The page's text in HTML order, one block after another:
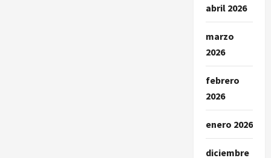
abril 2026
marzo
2026
febrero
2026
enero 2026
diciembre